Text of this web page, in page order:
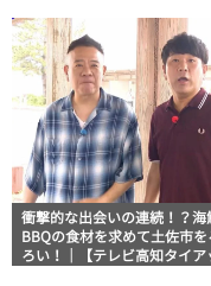
衝撃的な出会いの連続！？海
BBQの食材を求めて土佐市を
ろい！｜【テレビ高知タイア